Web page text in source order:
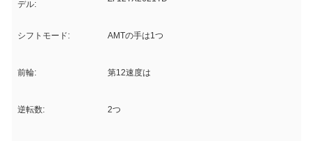
デル:
シフトモード: AMTの手は1つ
前輪: 第12速度は
逆転数: 2つ